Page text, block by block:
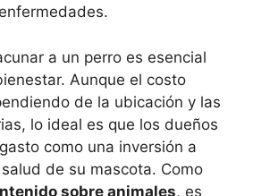
a un perro es esencial
Aunque el costo
de la ubicación y las
lo ideal es que los dueños
como una inversión a
de su mascota. Como
sobre animales, es